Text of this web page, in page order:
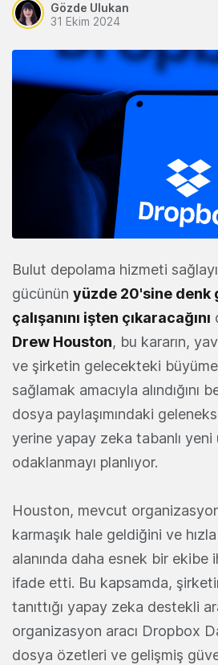
Gözde Ulukan
31 Ekim 2024
Bulut depolama hizmeti
gücünün yüzde 20'sine denk
çalışanını işten çıkaracağını
Drew Houston, bu kararın,
ve şirketin gelecekteki
sağlamak amacıyla alındığını
dosya paylaşımındaki
yerine yapay zeka tabanlı yeni
odaklanmayı planlıyor.
Houston, mevcut organizasyon
karmaşık hale geldiğini ve
alanında daha esnek bir ekibe
ifade etti. Bu kapsamda,
tanıttığı yapay zeka destekli
organizasyon aracı Dropbox
dosya özetleri ve gelişmiş